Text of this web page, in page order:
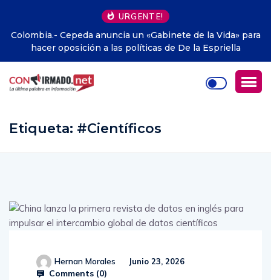
URGENTE!
Colombia.- Cepeda anuncia un «Gabinete de la Vida» para
hacer oposición a las políticas de De la Espriella
Etiqueta: #Científicos
Hernan Morales Junio 23, 2026
Comments (0)